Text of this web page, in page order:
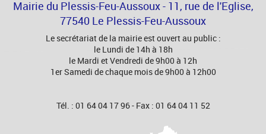
Mairie du Plessis-Feu-Aussoux - 11, rue de l'Eglise,
77540 Le Plessis-Feu-Aussoux
Le secrétariat de la mairie est ouvert au public :
le Lundi de 14h à 18h
le Mardi et Vendredi de 9h00 à 12h
1er Samedi de chaque mois de 9h00 à 12h00
Tél. : 01 64 04 17 96 - Fax : 01 64 04 11 52